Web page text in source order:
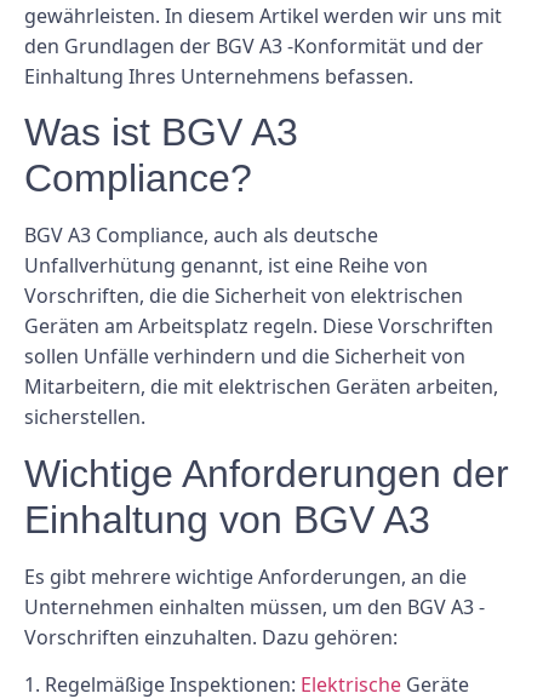
gewährleisten. In diesem Artikel werden wir uns mit
den Grundlagen der BGV A3 -Konformität und der
Einhaltung Ihres Unternehmens befassen.
Was ist BGV A3
Compliance?
BGV A3 Compliance, auch als deutsche
Unfallverhütung genannt, ist eine Reihe von
Vorschriften, die die Sicherheit von elektrischen
Geräten am Arbeitsplatz regeln. Diese Vorschriften
sollen Unfälle verhindern und die Sicherheit von
Mitarbeitern, die mit elektrischen Geräten arbeiten,
sicherstellen.
Wichtige Anforderungen der
Einhaltung von BGV A3
Es gibt mehrere wichtige Anforderungen, an die
Unternehmen einhalten müssen, um den BGV A3 -
Vorschriften einzuhalten. Dazu gehören:
1. Regelmäßige Inspektionen: Elektrische Geräte